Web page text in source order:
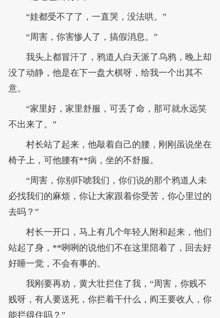
“娃都受不了了，一直哭，没法哄。”
“周害，你害惨人了，搞假消息。”
我头上都冒汗了，鸦道人白天派了乌鸦，晚上却
没了动静，他是在下一盘大棋呀，给我一个出其不
意。
“家里好，家里舒服，可丢了命，那可就永远笑
不出来了。”
村长站了起来，他敲着自己的腰，刚刚虽说坐在
椅子上，可他腰有**病，坐的不舒服。
“周害，你别吓唬我们，你们说的那个鸦道人未
必找我们的麻烦，你让大家跟着你受苦，你心里过的
去吗？”
村长一开口，马上有几个年轻人附和起来，他们
站起了身，**咧咧的说他们不在这里陪着了，回去好
好睡一觉，不会有事的。
我刚要再劝，黄大壮拦住了我，“周害，你贱不
贱呀，有人要送死，你拦着干什么，阎王要收人，你
能拦得住吗？”